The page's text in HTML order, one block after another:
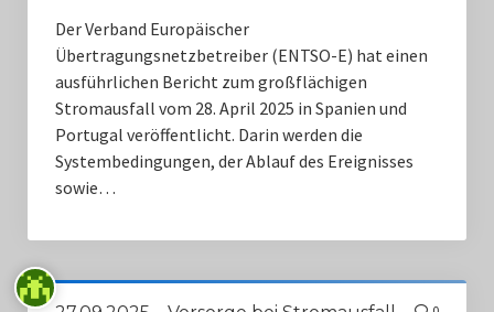
Der Verband Europäischer
Übertragungsnetzbetreiber (ENTSO-E) hat einen
ausführlichen Bericht zum großflächigen
Stromausfall vom 28. April 2025 in Spanien und
Portugal veröffentlicht. Darin werden die
Systembedingungen, der Ablauf des Ereignisses
sowie…